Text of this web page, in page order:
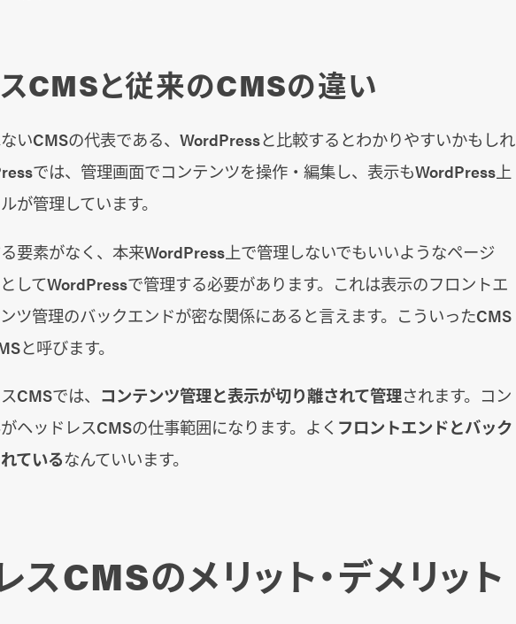
CMSと従来のCMSの違い
いCMSの代表である、WordPressと比較するとわかりやすいかもしれ
では、管理画面でコンテンツを操作・編集し、表示もWordPress上
が管理しています。
要素がなく、本来WordPress上で管理しないでもいいようなページ
してWordPressで管理する必要があります。これは表示のフロントエ
ツ管理のバックエンドが密な関係にあると言えます。こういったCMS
と呼びます。
CMSでは、 コンテンツ管理と表示が切り離されて管理されます。コン
ヘッドレスCMSの仕事範囲になります。よく フロントエンドとバック
ているなんていいます。
スCMSのメリット・デメリット